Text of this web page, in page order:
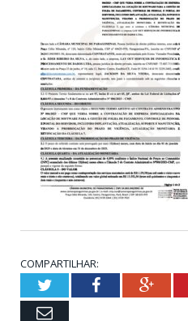
COMPARTILHAR:
TwitterFacebook
Email